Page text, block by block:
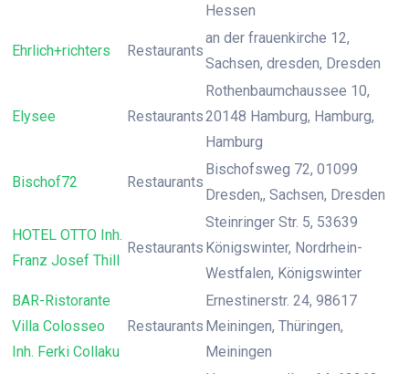
Hessen
Ehrlich+richters Restaurants
an der frauenkirche 12,
Sachsen, dresden, Dresden
Elysee Restaurants
Rothenbaumchaussee 10,
20148 Hamburg, Hamburg,
Hamburg
Bischof72 Restaurants
Bischofsweg 72, 01099
Dresden,, Sachsen, Dresden
HOTEL OTTO Inh.
Franz Josef Thill
Restaurants
Steinringer Str. 5, 53639
Königswinter, Nordrhein-
Westfalen, Königswinter
BAR-Ristorante
Villa Colosseo
Inh. Ferki Collaku
Restaurants
Ernestinerstr. 24, 98617
Meiningen, Thüringen,
Meiningen